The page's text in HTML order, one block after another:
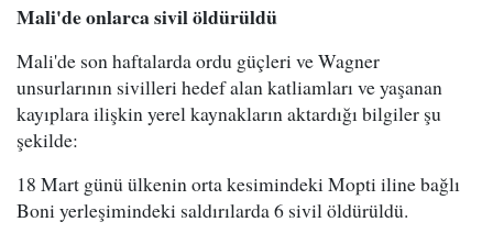
Mali'de onlarca sivil öldürüldü
Mali'de son haftalarda ordu güçleri ve Wagner
unsurlarının sivilleri hedef alan katliamları ve yaşanan
kayıplara ilişkin yerel kaynakların aktardığı bilgiler şu
şekilde:
18 Mart günü ülkenin orta kesimindeki Mopti iline bağlı
Boni yerleşimindeki saldırılarda 6 sivil öldürüldü.